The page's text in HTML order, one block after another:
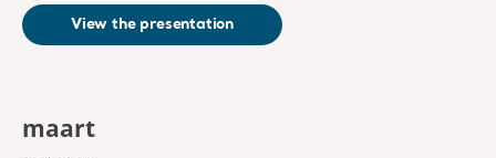
View the presentation
maart